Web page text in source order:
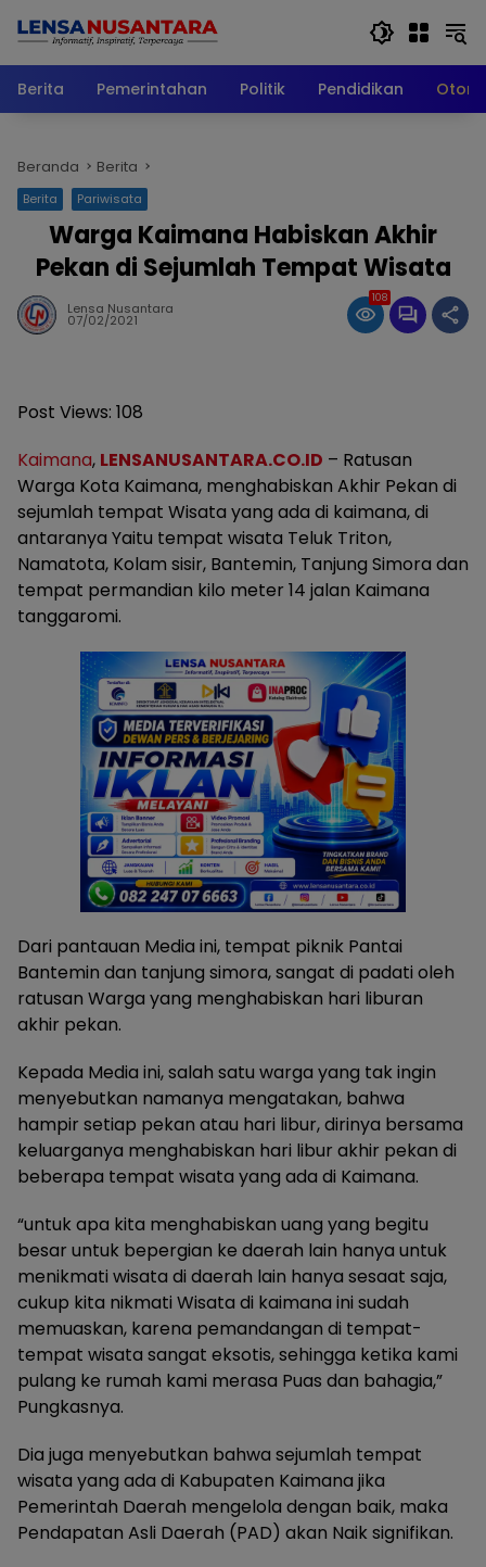
Berita
Pemerintahan Politik Pendidikan
Beranda Berita
Berita Pariwisata
Warga Kaimana Habiskan Akhir
Pekan di Sejumlah Tempat Wisata
Lensa Nusantara
07/02/2021
108
Post Views: 108
Kaimana, LENSANUSANTARA.CO.ID – Ratusan
Warga Kota Kaimana, menghabiskan Akhir Pekan di
sejumlah tempat Wisata yang ada di kaimana, di
antaranya Yaitu tempat wisata Teluk Triton,
Namatota, Kolam sisir, Bantemin, Tanjung Simora dan
tempat permandian kilo meter 14 jalan Kaimana
tanggaromi.
Dari pantauan Media ini, tempat piknik Pantai
Bantemin dan tanjung simora, sangat di padati oleh
ratusan Warga yang menghabiskan hari liburan
akhir pekan.
Kepada Media ini, salah satu warga yang tak ingin
menyebutkan namanya mengatakan, bahwa
hampir setiap pekan atau hari libur, dirinya bersama
keluarganya menghabiskan hari libur akhir pekan di
beberapa tempat wisata yang ada di Kaimana.
“untuk apa kita menghabiskan uang yang begitu
besar untuk bepergian ke daerah lain hanya untuk
menikmati wisata di daerah lain hanya sesaat saja,
cukup kita nikmati Wisata di kaimana ini sudah
memuaskan, karena pemandangan di tempat-
tempat wisata sangat eksotis, sehingga ketika kami
pulang ke rumah kami merasa Puas dan bahagia,”
Pungkasnya.
Dia juga menyebutkan bahwa sejumlah tempat
wisata yang ada di Kabupaten Kaimana jika
Pemerintah Daerah mengelola dengan baik, maka
Pendapatan Asli Daerah (PAD) akan Naik signifikan.